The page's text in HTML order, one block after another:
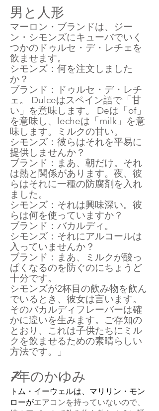
男と人形
マーロン・ブランドは、ジー
ン・シモンズにキューバでいく
つかのドゥルセ・デ・レチェを
飲ませます。
シモンズ：何を注文しました
か？
ブランド：ドゥルセ・デ・レチ
ェ。 Dulceはスペイン語で「甘
い」を意味します。
Deは 「of」
を意味し、lecheは「milk」を意
味します。ミルクの甘い。
シモンズ：彼らはそれを平易に
提供しませんか？
ブランド：まあ、朝だけ。それ
は熱と関係があります。夜、彼
らはそれに一種の防腐剤を入れ
ました。
シモンズ：それは興味深い。彼
らは何を使っていますか？
ブランド：バカルディ。
シモンズ：それにアルコールは
入っていませんか？
ブランド：まあ、ミルクが酸っ
ぱくなるのを防ぐのにちょうど
十分です。
シモンズが2杯目の飲み物を飲ん
でいるとき、彼女は言います。
そのバカルディ フレーバーは確
かに違いを生みます。ご存知の
とおり、これは子供たちにミル
クを飲ませるための素晴らしい
方法です。」
7年のかゆみ
トム・イーウェルは、マリリン・モン
ローがエアコンを持っていないので、